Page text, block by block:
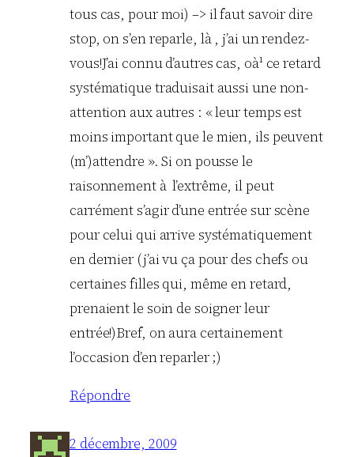
tous cas, pour moi) –> il faut savoir dire
stop, on s’en reparle, là , j’ai un rendez-
vous!J’ai connu d’autres cas, oà¹ ce retard
systématique traduisait aussi une non-
attention aux autres : « leur temps est
moins important que le mien, ils peuvent
(m’)attendre ». Si on pousse le
raisonnement à l’extrême, il peut
carrément s’agir d’une entrée sur scène
pour celui qui arrive systématiquement
en dernier (j’ai vu ça pour des chefs ou
certaines filles qui, même en retard,
prenaient le soin de soigner leur
entrée!)Bref, on aura certainement
l’occasion d’en reparler ;)
Répondre
2 décembre, 2009